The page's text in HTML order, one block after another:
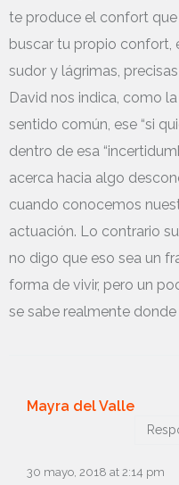
te produce el confort
buscar tu propio confort,
sudor y lágrimas,
David nos indica, como
sentido común, ese “si
dentro de esa
acerca hacia algo
cuando conocemos
actuación. Lo contrario
no digo que eso sea un
forma de vivir, pero un
se sabe realmente donde
Mayra del Valle
30 mayo, 2018 at 2:14 pm